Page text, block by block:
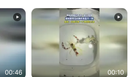
网友：果然言传不如身
教！
00:46 00:10